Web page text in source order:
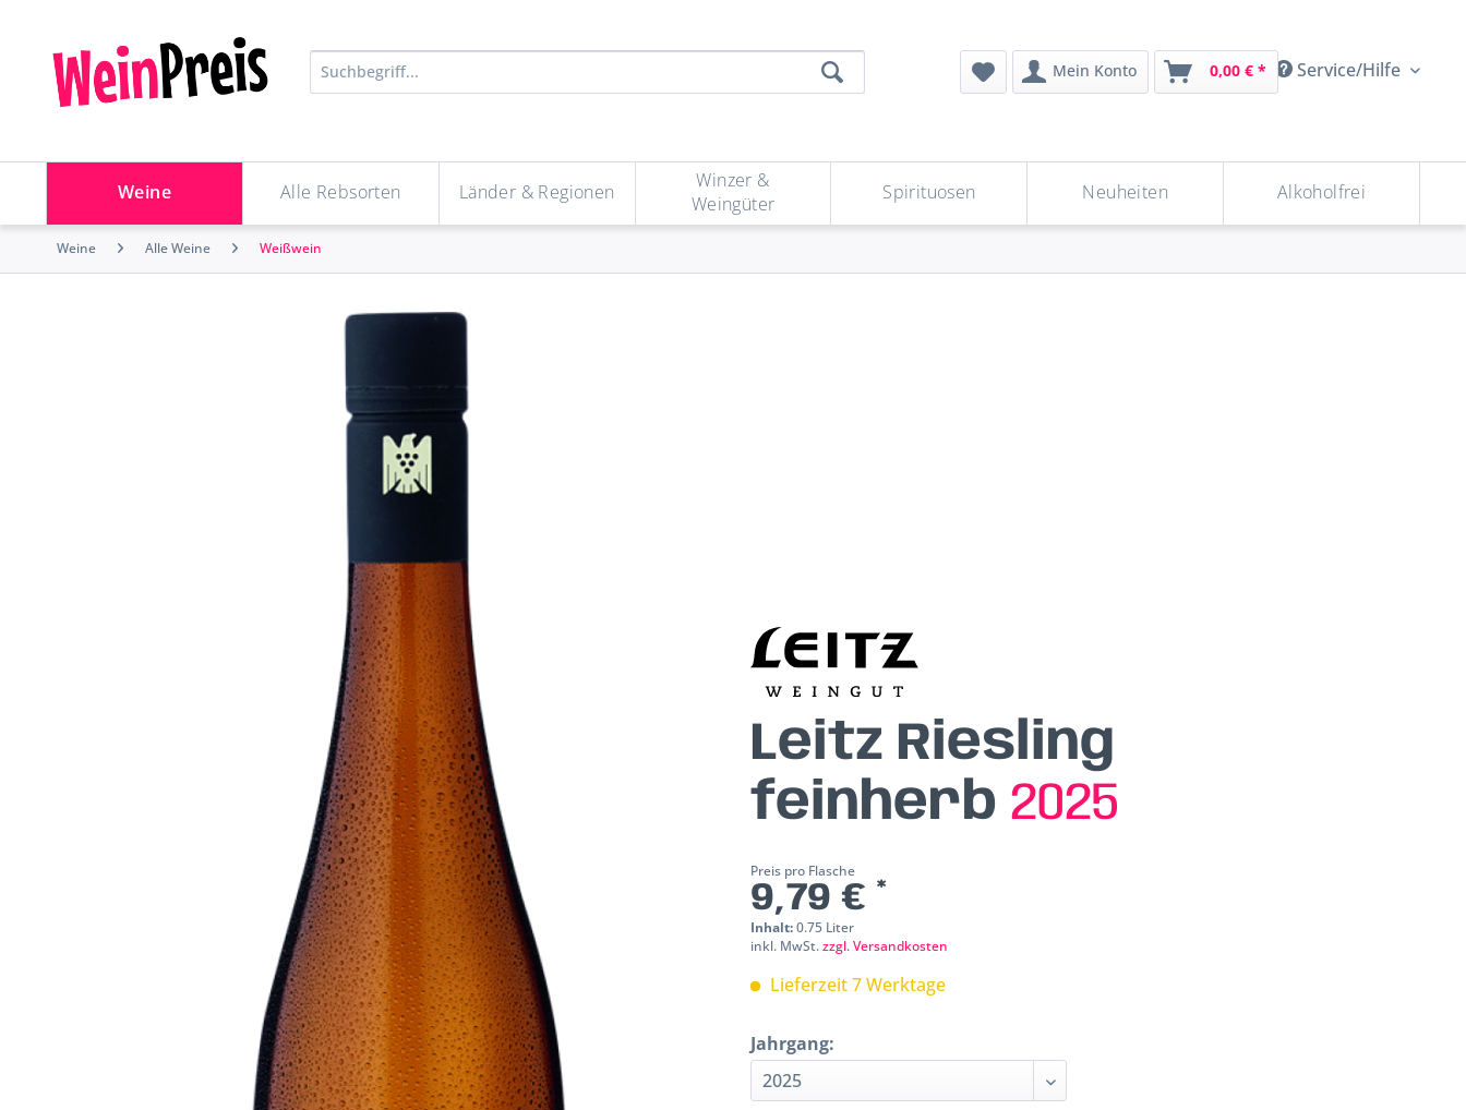
Service/Hilfe
Mein Konto 0,00 € *
Weine Alle Rebsorten Länder & Regionen
Winzer &
Weingüter
Spirituosen Neuheiten Alkoholfrei
Weine Alle Weine Weißwein
Leitz Riesling
feinherb 2025
Preis pro Flasche
9,79 € *
Inhalt:0.75 Liter
inkl. MwSt.zzgl. Versandkosten
Lieferzeit 7 Werktage
Jahrgang: